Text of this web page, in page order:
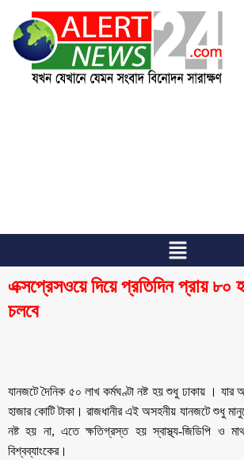
এক্সপ্রেসওয়ে দিয়ে প্রতিদিন প্রায় ৮০
চলবে
যানজটে দৈনিক ৫০ লাখ কর্মঘণ্টা নষ্ট হয় শুধু ঢাকায় । যার
হাজার কোটি টাকা। রাজধানীর এই অসহনীয় যানজটে শুধু
নষ্ট হয় না, এতে ক্ষতিগ্রস্ত হয় স্বাস্থ্য-জিডিপি ও
বিশ্বব্যাংকের।